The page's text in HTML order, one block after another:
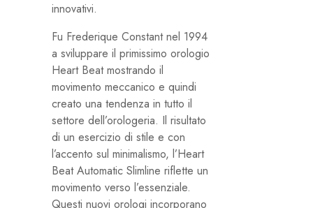
innovativi.
Fu Frederique Constant nel 1994
a sviluppare il primissimo orologio
Heart Beat mostrando il
movimento meccanico e quindi
creato una tendenza in tutto il
settore dell’orologeria. Il risultato
di un esercizio di stile e con
l’accento sul minimalismo, l’Heart
Beat Automatic Slimline riflette un
movimento verso l’essenziale.
Questi nuovi orologi incorporano